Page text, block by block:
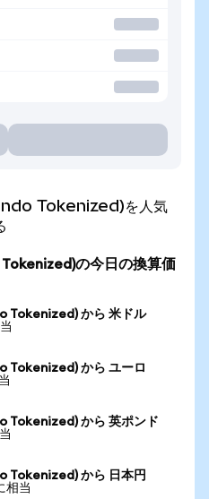
Tokenized)を人気
の今日の換算価
Tokenized) から 米ドル
Tokenized) から ユーロ
Tokenized) から 英ポンド
Tokenized) から 日本円
相当